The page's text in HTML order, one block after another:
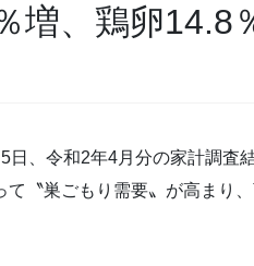
増、鶏卵
日、令和2年4月分の家計調査
て〝巣ごもり需要〟が高まり